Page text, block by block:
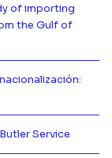
of importing
the Gulf of
de
de
Service
de